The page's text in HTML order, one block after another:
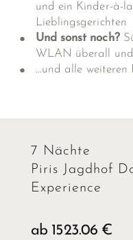
und ein Kinder-à-
Lieblingsgerichten
Und sonst noch?
WLAN überall
...und alle weiteren
7 Nächte
Piris Jagdhof
Experience
ab 1523.06 €